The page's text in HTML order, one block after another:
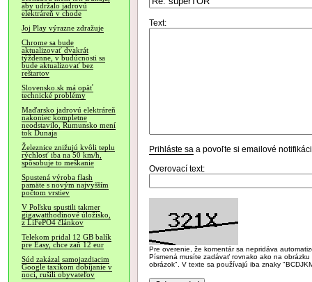
aby udržalo jadrovú
elektráreň v chode
Joj Play výrazne zdražuje
Chrome sa bude
aktualizovať dvakrát
týždenne, v budúcnosti sa
bude aktualizovať bez
reštartov
Slovensko.sk má opäť
technické problémy
Maďarsko jadrovú elektráreň
nakoniec kompletne
neodstavilo, Rumunsko mení
tok Dunaja
Železnice znižujú kvôli teplu
rýchlosť iba na 50 km/h,
spôsobuje to meškanie
Spustená výroba flash
pamäte s novým najvyšším
počtom vrstiev
V Poľsku spustili takmer
gigawatthodinové úložisko,
z LiFePO4 článkov
Telekom pridal 12 GB balík
pre Easy, chce zaň 12 eur
Súd zakázal samojazdiacim
Google taxíkom dobíjanie v
noci, rušili obyvateľov
Text:
Prihláste sa a povoľte si emailové
Overovací text:
Pre overenie, že komentár sa nepridáva
Písmená musíte zadávať rovnako ako na
obrázok". V texte sa používajú iba znaky